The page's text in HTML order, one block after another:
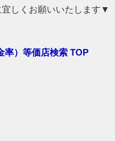
しくお願いいたします▼
）等価店検索 TOP